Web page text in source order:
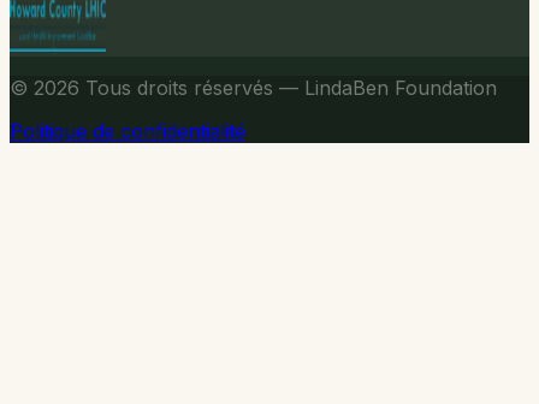
© 2026 Tous droits réservés — LindaBen Foundation
Politique de confidentialité